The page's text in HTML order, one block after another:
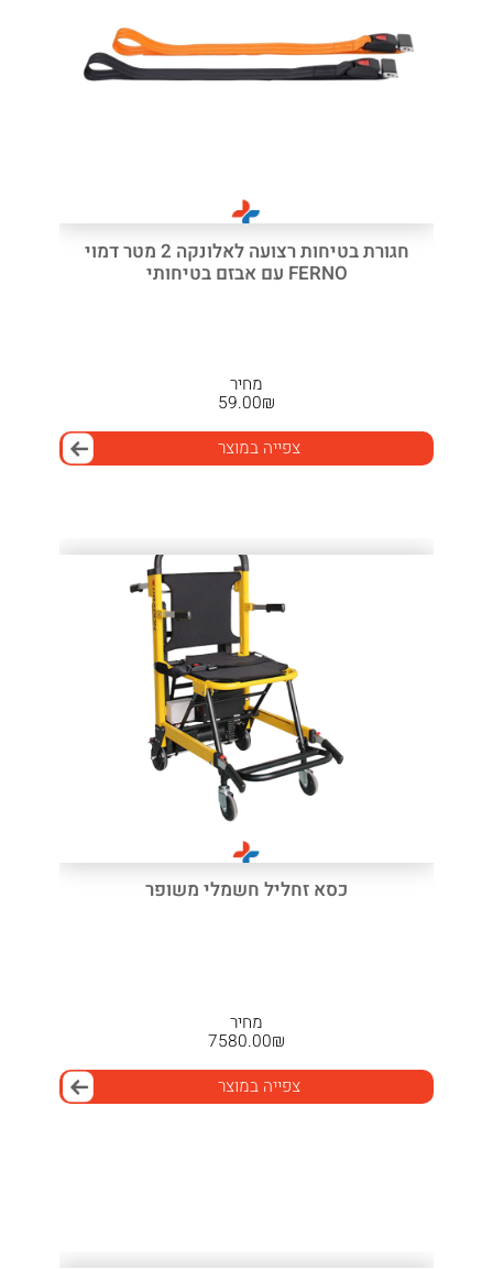
חגורת בטיחות רצועה לאלונקה 2 מטר דמוי
FERNO עם אבזם בטיחותי
מחיר
₪
59.00
צפייה במוצר
כסא זחליל חשמלי משופר
מחיר
₪
7580.00
צפייה במוצר